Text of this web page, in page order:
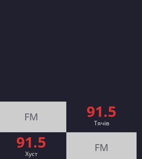
FM 91.5
Тячів
91.5
Хуст FM